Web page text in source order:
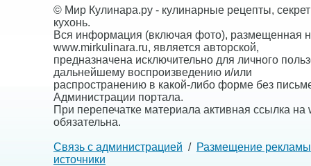
© Мир Кулинара.ру - кулинарные рецепты,
кухонь.
Вся информация (включая фото), размещенная
www.mirkulinara.ru, является авторской,
предназначена исключительно для личного
дальнейшему воспроизведению и/или
распространению в какой-либо форме без
Администрации портала.
При перепечатке материала активная ссылка на
обязательна.
Связь с администрацией / Размещение рекламы
источники